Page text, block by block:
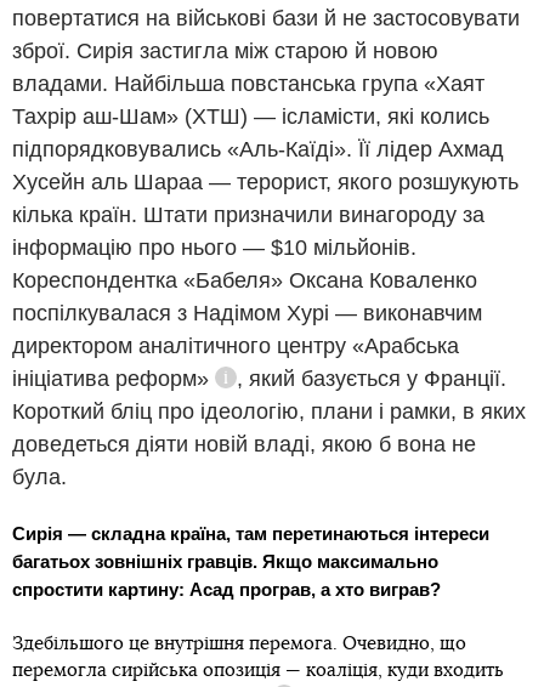
повертатися на військові бази й не застосовувати
зброї. Сирія застигла між старою й новою
владами. Найбільша повстанська група «Хаят
Тахрір аш-Шам» (ХТШ) — ісламісти, які колись
підпорядковувались «Аль-Каїді». Її лідер Ахмад
Хусейн аль Шараа — терорист, якого розшукують
кілька країн. Штати призначили винагороду за
інформацію про нього — $10 мільйонів.
Кореспондентка «Бабеля» Оксана Коваленко
поспілкувалася з Надімом Хурі ― виконавчим
директором аналітичного центру «Арабська
ініціатива реформ»
Довідка
, який базується у Франції.
Короткий бліц про ідеологію, плани і рамки, в яких
доведеться діяти новій владі, якою б вона не
була.
Сирія — складна країна, там перетинаються інтереси
багатьох зовнішніх гравців. Якщо максимально
спростити картину: Асад програв, а хто виграв?
Здебільшого це внутрішня перемога. Очевидно, що
перемогла сирійська опозиція — коаліція, куди входить